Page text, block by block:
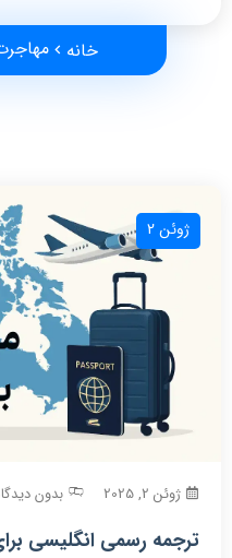
خانه
ژوئن 2
ژوئن 2, 2025 بدون
ترجمه رسمی انگلیسی